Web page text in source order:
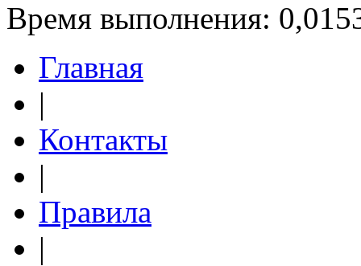
Время выполнения:
Главная
|
Контакты
|
Правила
|